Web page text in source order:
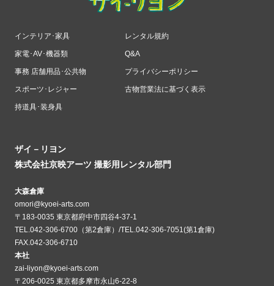
インテリア･家具
家電･AV･機器類
事務 店舗用品･公共物
スポーツ･レジャー
持道具･装身具
レンタル規約
Q&A
プライバシーポリシー
古物営業法に基づく表示
ザイ－リヨン
株式会社京映アーツ 撮影用レンタル部門
大森倉庫
omori@kyoei-arts.com
〒183-0035 東京都府中市四谷4-37-1
TEL.042-306-6700（第2倉庫）/TEL.042-306-7051(第1倉庫)
FAX.042-306-6710
本社
zai-liyon@kyoei-arts.com
〒206-0025 東京都多摩市永山6-22-8